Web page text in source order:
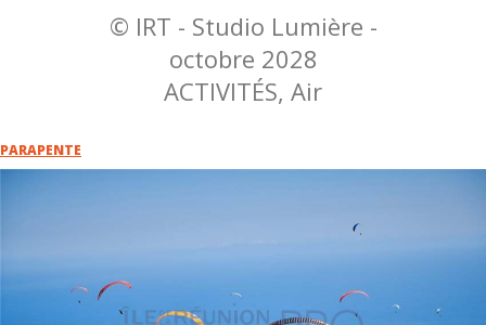
Pro. du tourisme
Organisateur de voyage
L'IRT
© IRT - Studio Lumière -
octobre 2028
ACTIVITÉS, Air
PARAPENTE